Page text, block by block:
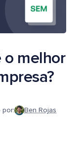
o melhor
por: Ben Rojas